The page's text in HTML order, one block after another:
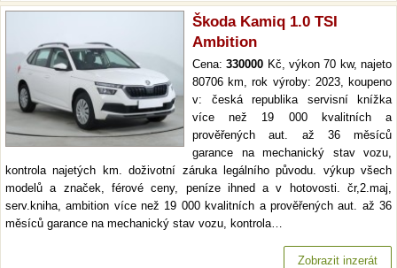
Škoda Kamiq 1.0 TSI
Ambition
Cena:330000 Kč, výkon 70 kw, najeto
80706 km, rok výroby: 2023, koupeno
v: česká republika servisní knížka
více než 19 000 kvalitních a
prověřených aut. až 36 měsíců
garance na mechanický stav vozu,
kontrola najetých km. doživotní záruka legálního původu. výkup všech
modelů a značek, férové ceny, peníze ihned a v hotovosti. čr,2.maj,
serv.kniha, ambition více než 19 000 kvalitních a prověřených aut. až 36
měsíců garance na mechanický stav vozu, kontrola…
Zobrazit inzerát